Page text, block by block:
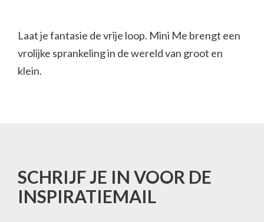
Laat je fantasie de vrije loop. Mini Me brengt een
vrolijke sprankeling in de wereld van groot en
klein.
SCHRIJF JE IN VOOR DE
INSPIRATIEMAIL